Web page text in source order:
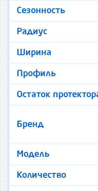
Сезонность
Радиус
Ширина
Профиль
Остаток
Бренд
Модель
Количество